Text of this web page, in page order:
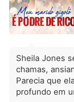
Sair
Sheila Jones
chamas,
Parecia que
profundo em